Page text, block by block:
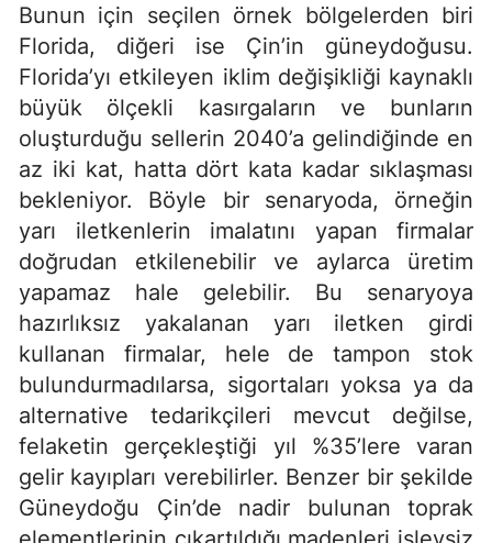
Bunun için seçilen örnek bölgelerden biri
Florida, diğeri ise Çin’in güneydoğusu.
Florida’yı etkileyen iklim değişikliği kaynaklı
büyük ölçekli kasırgaların ve bunların
oluşturduğu sellerin 2040’a gelindiğinde en
az iki kat, hatta dört kata kadar sıklaşması
bekleniyor. Böyle bir senaryoda, örneğin
yarı iletkenlerin imalatını yapan firmalar
doğrudan etkilenebilir ve aylarca üretim
yapamaz hale gelebilir. Bu senaryoya
hazırlıksız yakalanan yarı iletken girdi
kullanan firmalar, hele de tampon stok
bulundurmadılarsa, sigortaları yoksa ya da
alternative tedarikçileri mevcut değilse,
felaketin gerçekleştiği yıl %35’lere varan
gelir kayıpları verebilirler. Benzer bir şekilde
Güneydoğu Çin’de nadir bulunan toprak